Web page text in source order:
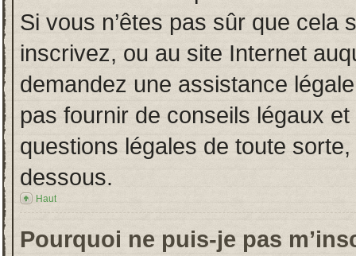
Si vous n’êtes pas sûr que cela
inscrivez, ou au site Internet
demandez une assistance
pas fournir de conseils légaux
questions légales de toute
dessous.
Haut
Pourquoi ne puis-je pas